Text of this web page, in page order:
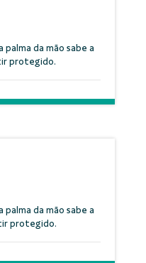
da mão sabe a
protegido.
da mão sabe a
protegido.